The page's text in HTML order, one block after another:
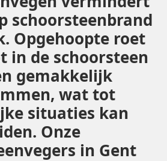
schoorsteenbrand
Opgehoopte roet
in de schoorsteen
gemakkelijk
wat tot
situaties kan
Onze
in Gent